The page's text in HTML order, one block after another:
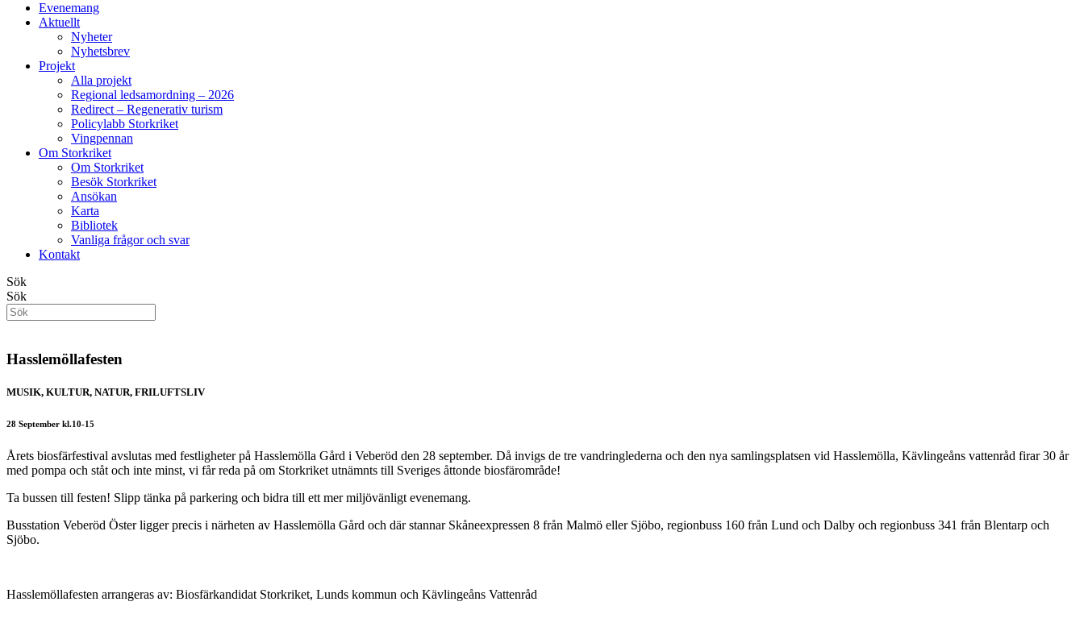
Evenemang
Aktuellt
Nyheter
Nyhetsbrev
Projekt
Alla projekt
Regional ledsamordning – 2026
Redirect – Regenerativ turism
Policylabb Storkriket
Vingpennan
Om Storkriket
Om Storkriket
Besök Storkriket
Ansökan
Karta
Bibliotek
Vanliga frågor och svar
Kontakt
Sök
Sök
Hasslemöllafesten
MUSIK, KULTUR, NATUR, FRILUFTSLIV
28 September kl.10-15
Årets biosfärfestival avslutas med festligheter på Hasslemölla Gård i Veberöd den 28 september. Då invigs de tre vandringlederna och den nya samlingsplatsen vid Hasslemölla, Kävlingeåns vattenråd firar 30 år
med pompa och ståt och inte minst, vi får reda på om Storkriket utnämnts till Sveriges åttonde biosfärområde!
Ta bussen till festen! Slipp tänka på parkering och bidra till ett mer miljövänligt evenemang.
Busstation Veberöd Öster ligger precis i närheten av Hasslemölla Gård och där stannar Skåneexpressen 8 från Malmö eller Sjöbo, regionbuss 160 från Lund och Dalby och regionbuss 341 från Blentarp och
Sjöbo.
Hasslemöllafesten arrangeras av: Biosfärkandidat Storkriket, Lunds kommun och Kävlingeåns Vattenråd